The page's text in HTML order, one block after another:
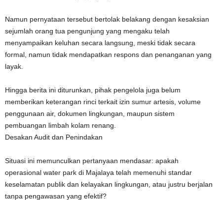
Namun pernyataan tersebut bertolak belakang dengan kesaksian
sejumlah orang tua pengunjung yang mengaku telah
menyampaikan keluhan secara langsung, meski tidak secara
formal, namun tidak mendapatkan respons dan penanganan yang
layak.
Hingga berita ini diturunkan, pihak pengelola juga belum
memberikan keterangan rinci terkait izin sumur artesis, volume
penggunaan air, dokumen lingkungan, maupun sistem
pembuangan limbah kolam renang.
Desakan Audit dan Penindakan
Situasi ini memunculkan pertanyaan mendasar: apakah
operasional water park di Majalaya telah memenuhi standar
keselamatan publik dan kelayakan lingkungan, atau justru berjalan
tanpa pengawasan yang efektif?